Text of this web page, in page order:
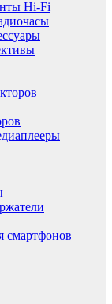
Hi-Fi
смартфонов